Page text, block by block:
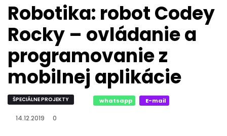
Robotika: robot Codey
Rocky – ovládanie a
programovanie z
mobilnej aplikácie
ŠPECIÁLNE PROJEKTY whatsapp E-mail
14.12.2019 0